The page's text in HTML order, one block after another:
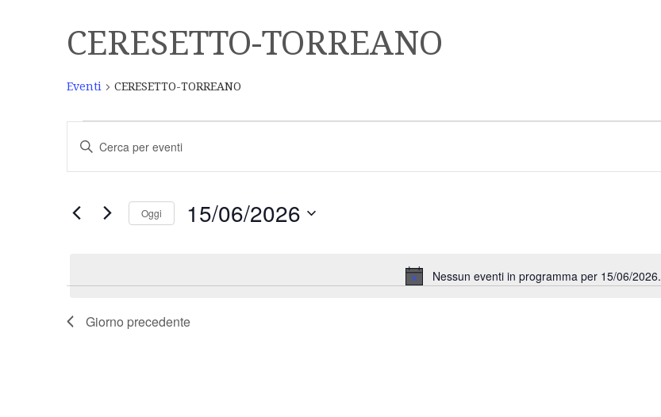
CERESETTO-TORREANO
Eventi CERESETTO-TORREANO
Notice
Nessun eventi in programma per 15/06/2026.
Eventi
Ricerca
viste
Inserisci
Parola
Chiave.
per
Oggi 15/06/2026
Giorno precedente